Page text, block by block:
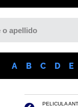
A B C D E
PELICULA